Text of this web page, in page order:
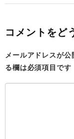
コメントをど
メールアドレスが公
る欄は必須項目です